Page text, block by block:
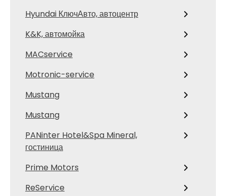
Hyundai КлючАвто, автоцентр
K&K, автомойка
MACservice
Motronic-service
Mustang
Mustang
PANinter Hotel&Spa Mineral,
гостиница
Prime Motors
ReService